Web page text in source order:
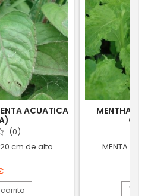
ACUATICA
(0)
20 cm de alto
MENTHA
MENTA
